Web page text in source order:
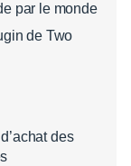
par le monde
de Two
des